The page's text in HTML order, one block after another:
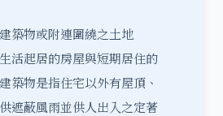
築物或附連圍繞之土地
活起居的房屋與短期居住的
築物是指住宅以外有屋頂、
遮蔽風雨並供人出入之定著